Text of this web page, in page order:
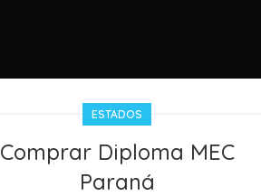
ESTADOS
Comprar Diploma MEC
Paraná